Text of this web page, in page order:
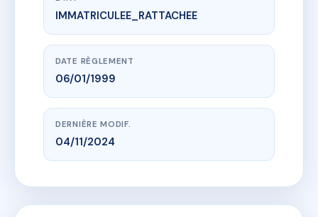
www.vme.plus/AA0316588
LA ROSE DES SABLES
av des plages, 11430 Gruissan
IMMATRICULEE_RATTACHEE
DATE RÈGLEMENT
06/01/1999
DERNIÈRE MODIF.
04/11/2024